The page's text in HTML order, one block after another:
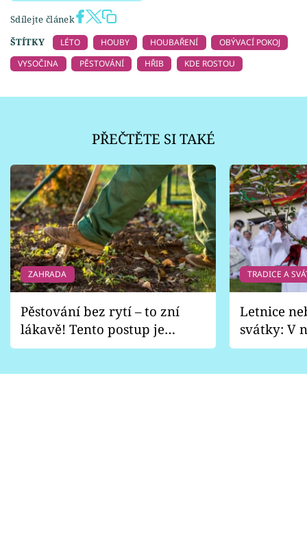
Sdílejte článek
ŠTÍTKY
LÉTO HOUBY HOUBAŘENÍ
OBÝVACÍ POKOJ
VYSOČINA
PĚSTOVÁNÍ HŘIB KDE ROSTOU
PŘEČTĚTE SI TAKÉ
ZAHRADA
Pěstování bez rytí – to zní
lákavě! Tento postup je
vhodný jen pro některé
TRADICE A
Letnice
svátky: V
pondělí